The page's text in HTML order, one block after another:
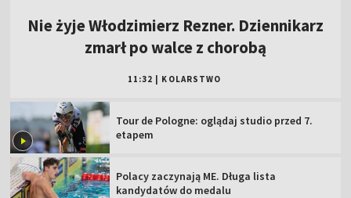
Nie żyje Włodzimierz Rezner. Dziennikarz
zmarł po walce z chorobą
11:32 KOLARSTWO
Tour de Pologne: oglądaj studio przed 7.
etapem
Polacy zaczynają ME. Długa lista
kandydatów do medalu